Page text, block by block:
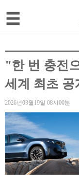
"한 번 충전
세계 최초 공
2026년03월19일 08시00분